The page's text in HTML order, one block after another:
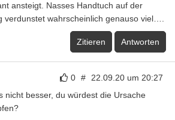
ansteigt. Nasses Handtuch auf der
verdunstet wahrscheinlich genauso viel….
Zitieren Antworten
0 # 22.09.20 um 20:27
nicht besser, du würdest die Ursache